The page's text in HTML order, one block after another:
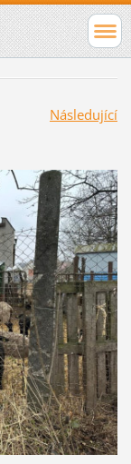
Následující